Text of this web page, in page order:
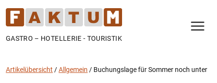
GASTRO – HOTELLERIE - TOURISTIK
Artikelübersicht /Allgemein / Buchungslage für Sommer noch unter